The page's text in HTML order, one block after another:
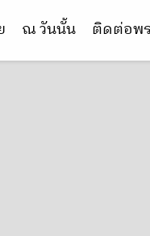
ณ วันนั้น ติดต่อพ